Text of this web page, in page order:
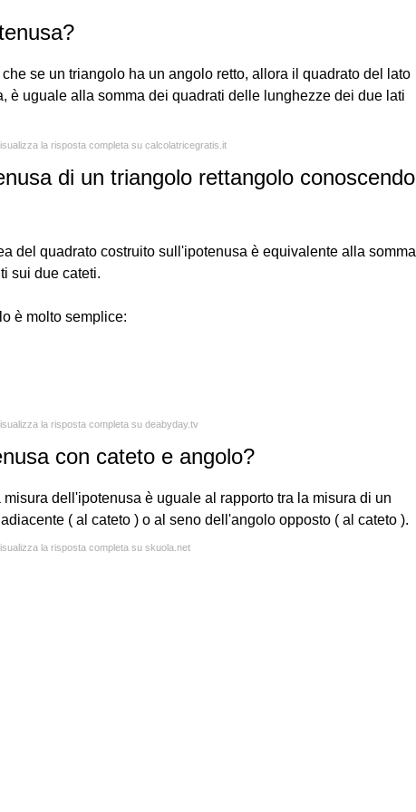
che se un triangolo ha un angolo retto, allora il quadrato del lato
è uguale alla somma dei quadrati delle lunghezze dei due lati
la risposta completa su calcolatricegratis.it
di un triangolo rettangolo conoscendo
del quadrato costruito sull'ipotenusa è equivalente alla somma
sui due cateti.
è molto semplice:
la risposta completa su deabyday.tv
con cateto e angolo?
dell'ipotenusa è uguale al rapporto tra la misura di un
( al cateto ) o al seno dell'angolo opposto ( al cateto ).
la risposta completa su skuola.net